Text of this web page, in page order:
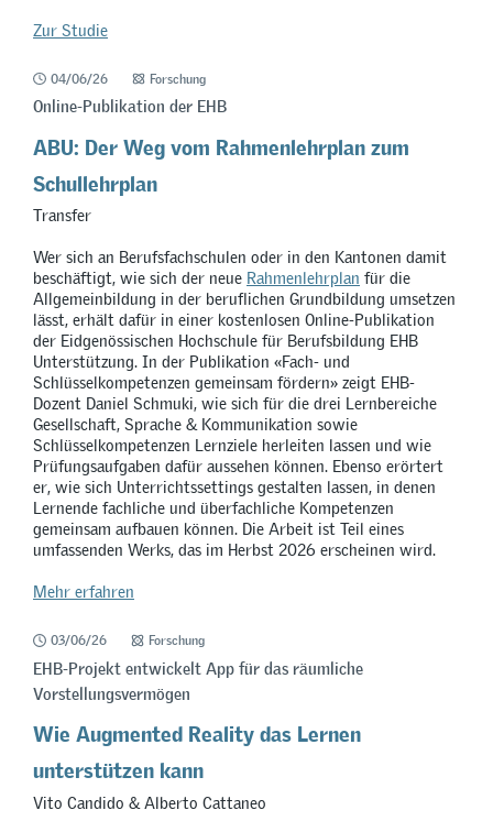
Zur Studie
04/06/26 Forschung
Online-Publikation der EHB
ABU: Der Weg vom Rahmenlehrplan zum
Schullehrplan
Transfer
Wer sich an Berufsfachschulen oder in den Kantonen damit
beschäftigt, wie sich der neue Rahmenlehrplan für die
Allgemeinbildung in der beruflichen Grundbildung umsetzen
lässt, erhält dafür in einer kostenlosen Online-Publikation
der Eidgenössischen Hochschule für Berufsbildung EHB
Unterstützung. In der Publikation «Fach- und
Schlüsselkompetenzen gemeinsam fördern» zeigt EHB-
Dozent Daniel Schmuki, wie sich für die drei Lernbereiche
Gesellschaft, Sprache & Kommunikation sowie
Schlüsselkompetenzen Lernziele herleiten lassen und wie
Prüfungsaufgaben dafür aussehen können. Ebenso erörtert
er, wie sich Unterrichtssettings gestalten lassen, in denen
Lernende fachliche und überfachliche Kompetenzen
gemeinsam aufbauen können. Die Arbeit ist Teil eines
umfassenden Werks, das im Herbst 2026 erscheinen wird.
Mehr erfahren
03/06/26 Forschung
EHB-Projekt entwickelt App für das räumliche
Vorstellungsvermögen
Wie Augmented Reality das Lernen
unterstützen kann
Vito Candido & Alberto Cattaneo